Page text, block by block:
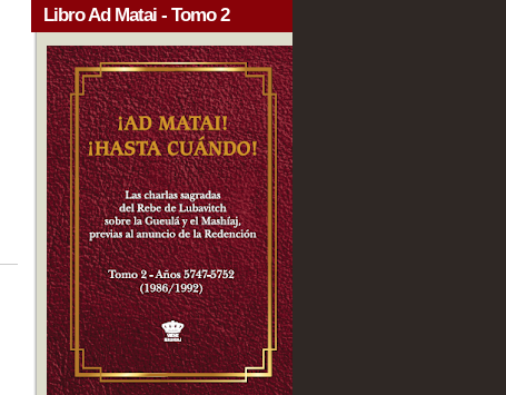
Libro Ad Matai - Tomo 2